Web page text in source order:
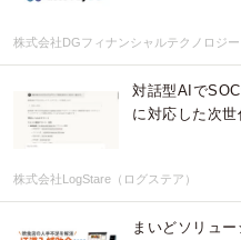
株式会社DGフィナンシャルテクノロジー
対話型AIで
に対応した次
株式会社LogStare（ログステア）
まいどソリュ